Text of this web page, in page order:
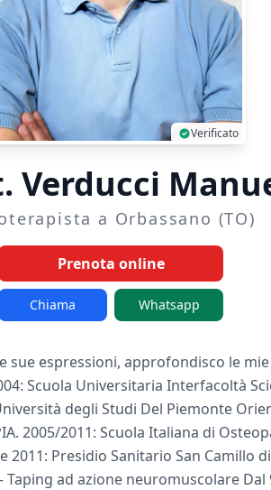
Verificato
Verducci
a Orbassano (TO)
Prenota online
Chiama Whatsapp
espressioni, approfondisco le
Scuola Universitaria Interfacoltà
degli Studi Del Piemonte
2005/2011: Scuola Italiana di
2011: Presidio Sanitario San
– Taping ad azione neuromuscolare